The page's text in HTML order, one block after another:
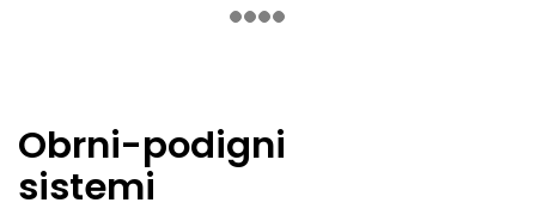
Obrni-podigni
sistemi